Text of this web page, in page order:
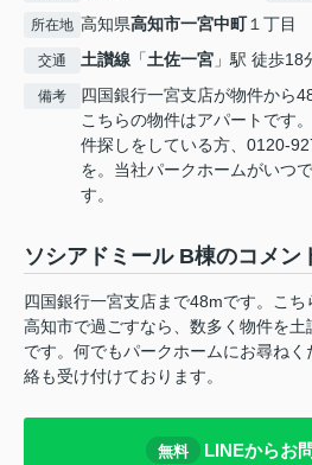
所在地 高知県高知市一宮中町１丁目
交通 土讃線 「土佐一宮 」駅 徒歩18
備考
四国銀行一宮支店が物件から
こちらの物件はアパートです
件探しをしている方、0120-
を。当社パークホームがいつ
す。
ソシアドミール B棟のコメン
四国銀行一宮支店まで48mです。こち
高知市で過ごすなら、数多く物件を
です。何でもパークホームにお尋ね
絡も受け付けております。
無料 LINEからお